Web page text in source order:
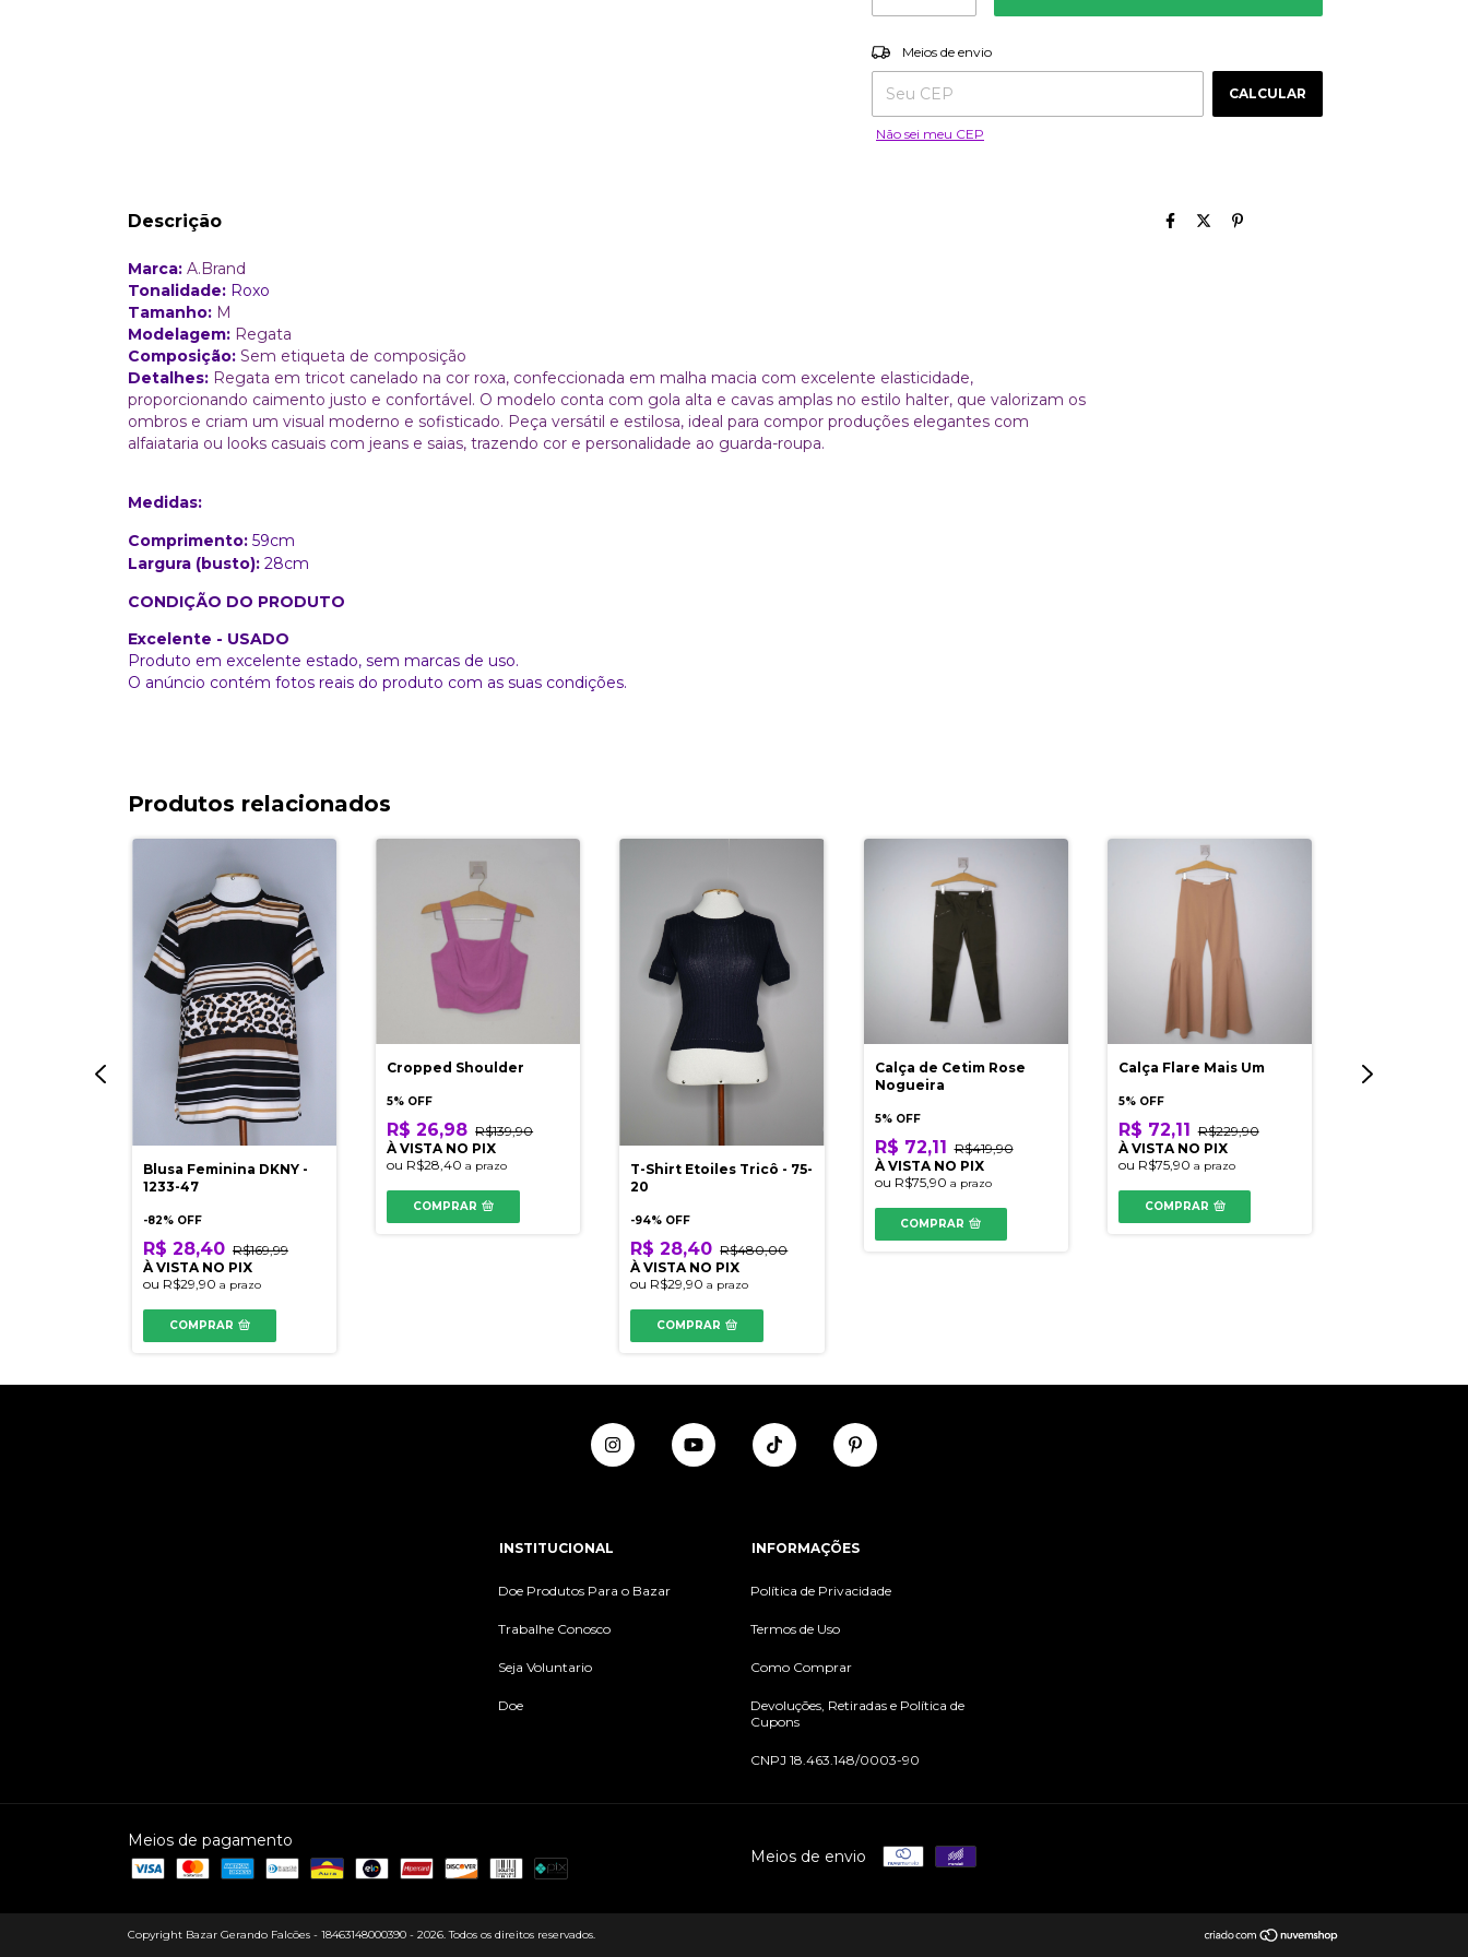
Entregas para o CEP:
Meios de envio
CALCULAR
Não sei meu CEP
Descrição
Marca: A.Brand
Tonalidade: Roxo
Tamanho: M
Modelagem: Regata
Composição: Sem etiqueta de composição
Detalhes: Regata em tricot canelado na cor roxa, confeccionada em malha macia com excelente elasticidade,
proporcionando caimento justo e confortável. O modelo conta com gola alta e cavas amplas no estilo halter, que valorizam os
ombros e criam um visual moderno e sofisticado. Peça versátil e estilosa, ideal para compor produções elegantes com
alfaiataria ou looks casuais com jeans e saias, trazendo cor e personalidade ao guarda-roupa.
Medidas:
Comprimento: 59cm
Largura (busto): 28cm
CONDIÇÃO DO PRODUTO
Excelente - USADO
Produto em excelente estado, sem marcas de uso.
O anúncio contém fotos reais do produto com as suas condições.
Produtos relacionados
Blusa Feminina DKNY -
1233-47
-82% OFF
R$ 28,40 R$169,99
À VISTA NO PIX
ou R$29,90 a prazo
COMPRAR
Cropped Shoulder
5% OFF
R$ 26,98 R$139,90
À VISTA NO PIX
ou R$28,40a prazo
COMPRAR
T-Shirt Etoiles Tricô - 75-
20
-94% OFF
R$ 28,40 R$480,00
À VISTA NO PIX
ou R$29,90a prazo
COMPRAR
Calça de Cetim Rose
Nogueira
5% OFF
R$ 72,11 R$419,90
À VISTA NO PIX
ou R$75,90 a prazo
COMPRAR
Calça Flare Mais Um
5% OFF
R$ 72,11 R$229,90
À VISTA NO PIX
ou R$75,90 a prazo
COMPRAR
Calça Reta
INSTITUCIONAL
Doe Produtos Para o Bazar
Trabalhe Conosco
Seja Voluntario
Doe
INFORMAÇÕES
Política de Privacidade
Termos de Uso
Como Comprar
Devoluções, Retiradas e Política de
Cupons
CNPJ 18.463.148/0003-90
Meios de pagamento
Meios de envio
Copyright Bazar Gerando Falcões - 18463148000390 - 2026. Todos os direitos reservados.